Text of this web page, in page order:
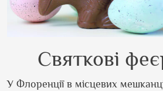
Святкові
У Флоренції в місцевих